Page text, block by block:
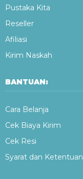
Pustaka Kita
Reseller
Afiliasi
Kirim Naskah
BANTUAN:
Cara Belanja
Cek Biaya Kirim
Cek Resi
Syarat dan Ketentuan